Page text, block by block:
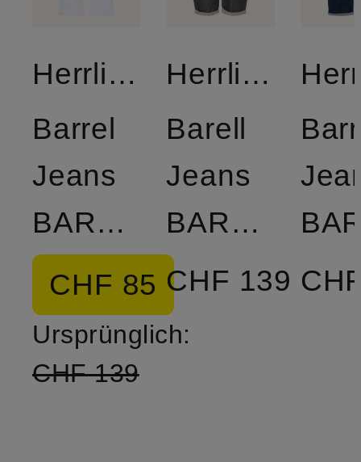
Herrlicher
Barrel
Jeans
BARROW
CHF 85
Ursprünglich:
CHF 139
Herrlicher
Barell
Jeans
BARROW
CHF 139